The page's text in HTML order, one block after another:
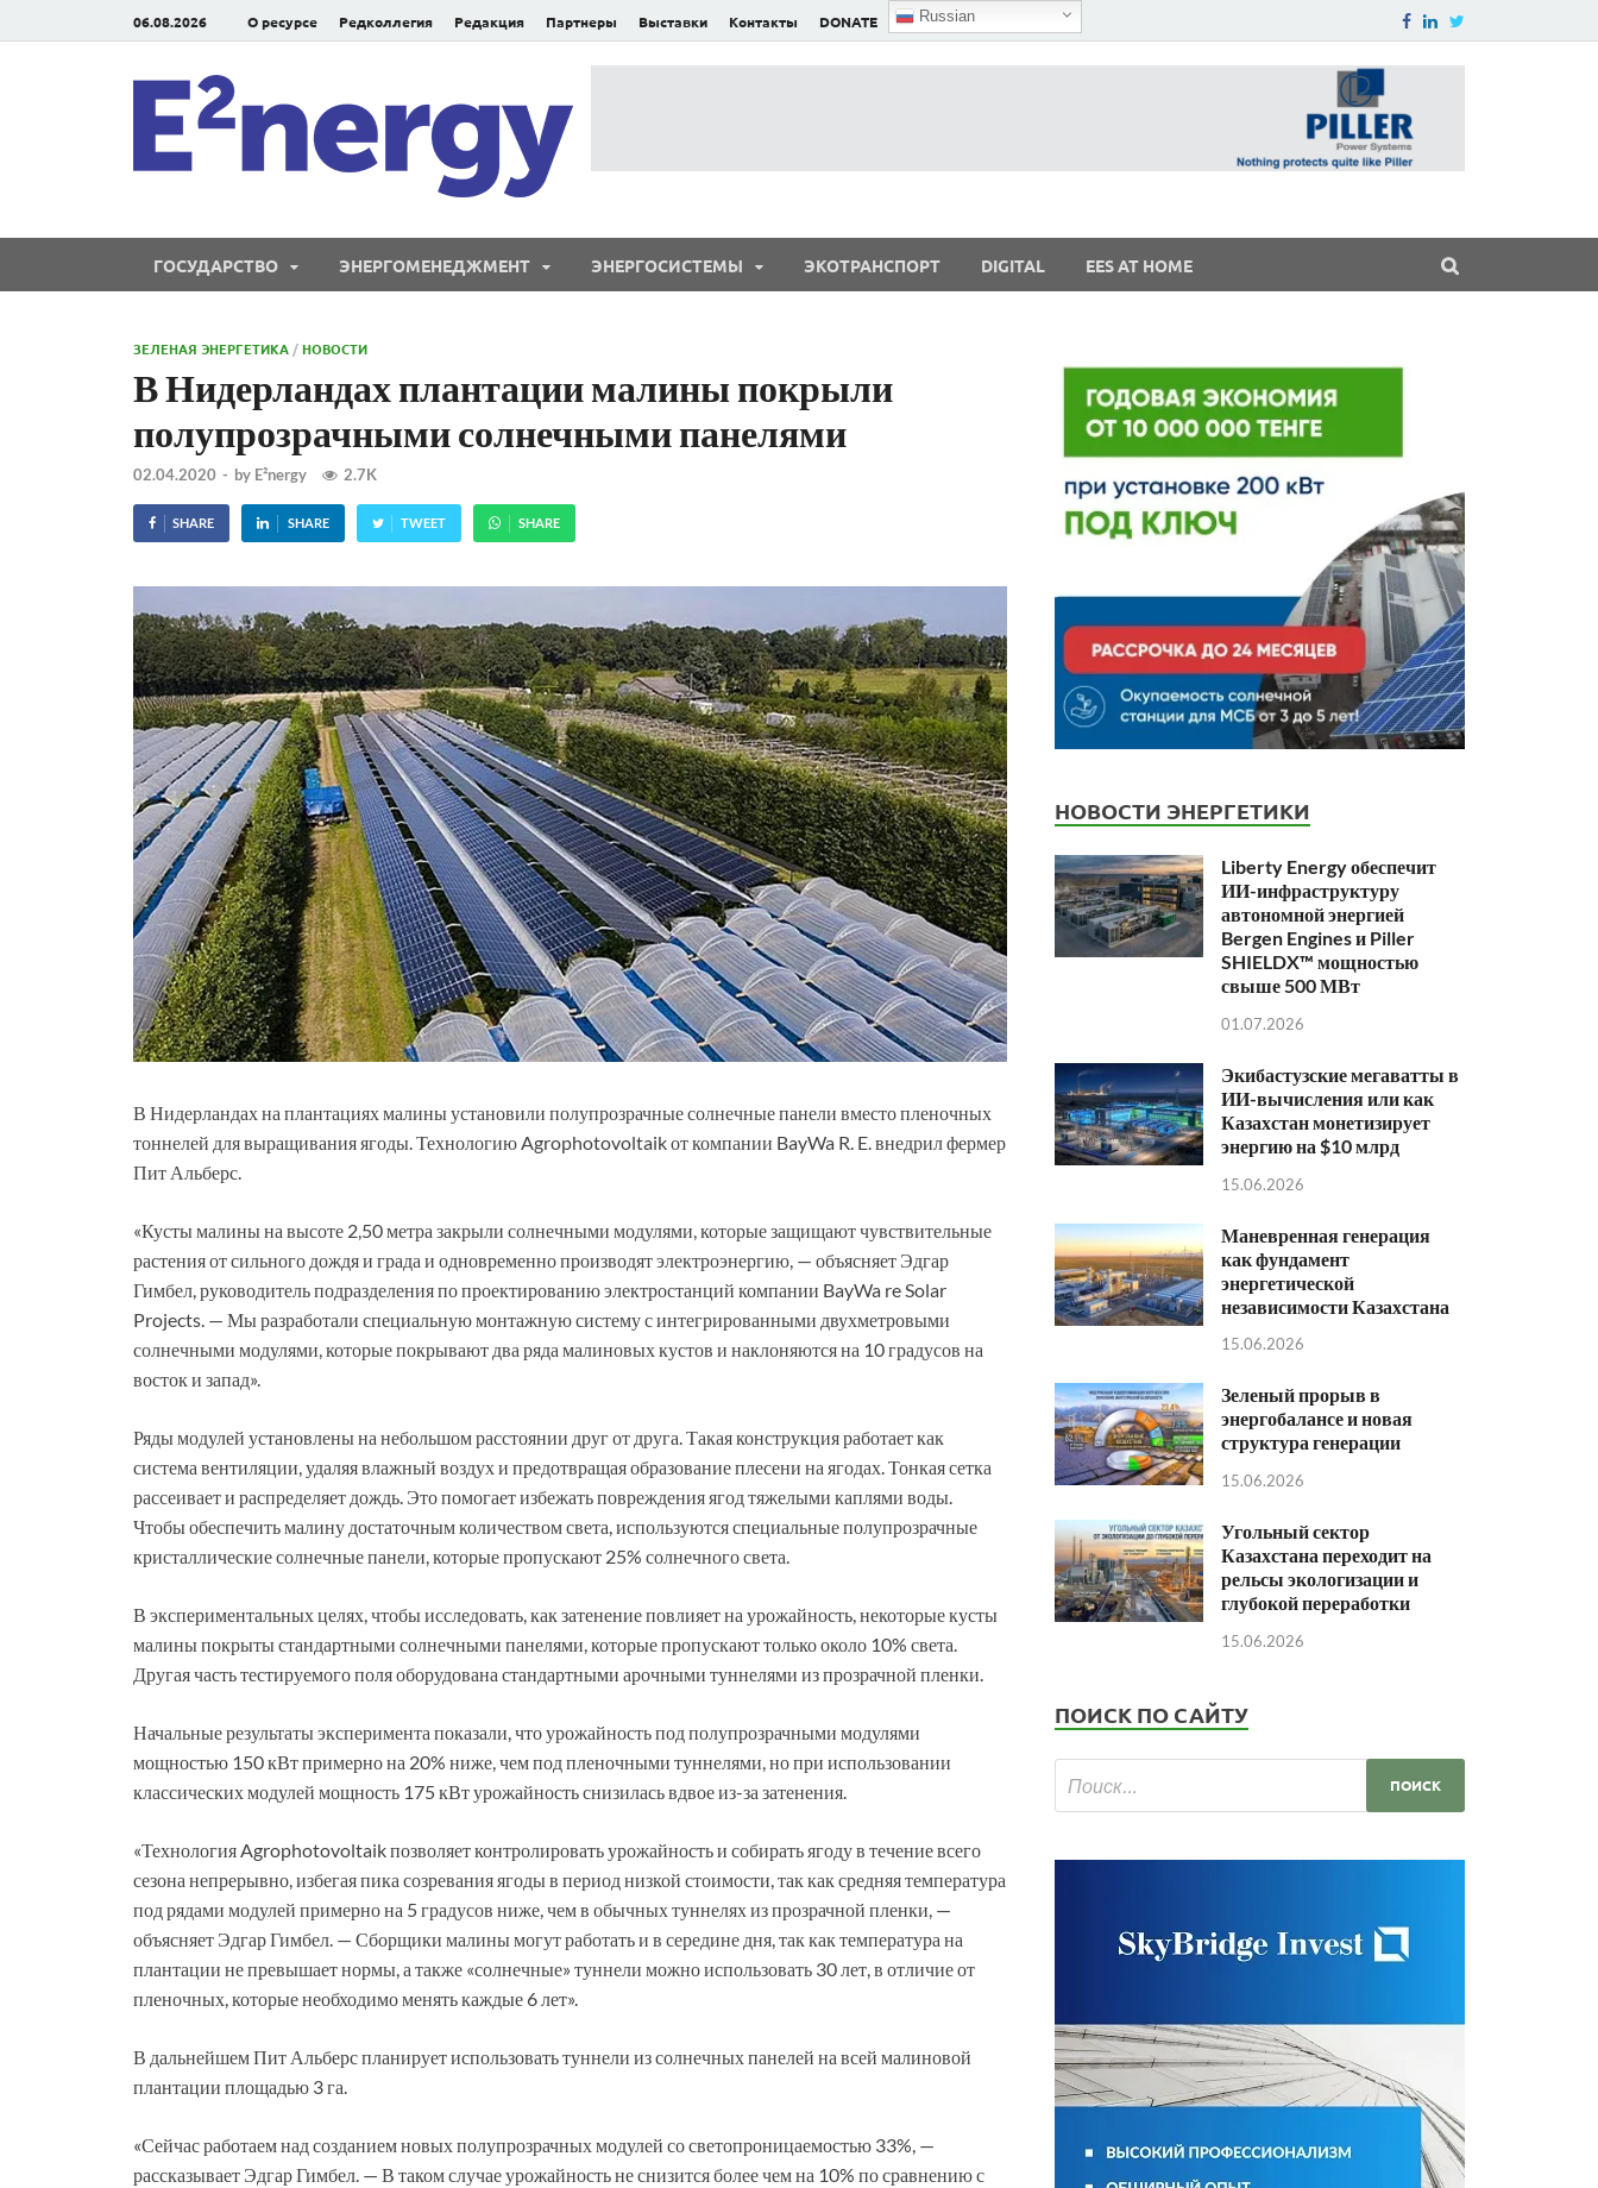
06.08.2026 О ресурсе Редколлегия Редакция Партнеры Выставки Контакты DONATE Russian
ГОСУДАРСТВО ЭНЕРГОМЕНЕДЖМЕНТ ЭНЕРГОСИСТЕМЫ ЭКОТРАНСПОРТ DIGITAL EES AT HOME
ЗЕЛЕНАЯ ЭНЕРГЕТИКА /НОВОСТИ
В Нидерландах плантации малины покрыли
полупрозрачными солнечными панелями
02.04.2020 - by E²nergy 2.7K
SHARE SHARE TWEET SHARE
В Нидерландах на плантациях малины установили полупрозрачные солнечные панели вместо пленочных
тоннелей для выращивания ягоды. Технологию Agrophotovoltaik от компании BayWa R. E. внедрил фермер
Пит Альберс.
«Кусты малины на высоте 2,50 метра закрыли солнечными модулями, которые защищают чувствительные
растения от сильного дождя и града и одновременно производят электроэнергию, — объясняет Эдгар
Гимбел, руководитель подразделения по проектированию электростанций компании BayWa re Solar
Projects. — Мы разработали специальную монтажную систему с интегрированными двухметровыми
солнечными модулями, которые покрывают два ряда малиновых кустов и наклоняются на 10 градусов на
восток и запад».
Ряды модулей установлены на небольшом расстоянии друг от друга. Такая конструкция работает как
система вентиляции, удаляя влажный воздух и предотвращая образование плесени на ягодах. Тонкая сетка
рассеивает и распределяет дождь. Это помогает избежать повреждения ягод тяжелыми каплями воды.
Чтобы обеспечить малину достаточным количеством света, используются специальные полупрозрачные
кристаллические солнечные панели, которые пропускают 25% солнечного света.
В экспериментальных целях, чтобы исследовать, как затенение повлияет на урожайность, некоторые кусты
малины покрыты стандартными солнечными панелями, которые пропускают только около 10% света.
Другая часть тестируемого поля оборудована стандартными арочными туннелями из прозрачной пленки.
Начальные результаты эксперимента показали, что урожайность под полупрозрачными модулями
мощностью 150 кВт примерно на 20% ниже, чем под пленочными туннелями, но при использовании
классических модулей мощность 175 кВт урожайность снизилась вдвое из-за затенения.
«Технология Agrophotovoltaik позволяет контролировать урожайность и собирать ягоду в течение всего
сезона непрерывно, избегая пика созревания ягоды в период низкой стоимости, так как средняя температура
под рядами модулей примерно на 5 градусов ниже, чем в обычных туннелях из прозрачной пленки, —
объясняет Эдгар Гимбел. — Сборщики малины могут работать и в середине дня, так как температура на
плантации не превышает нормы, а также «солнечные» туннели можно использовать 30 лет, в отличие от
пленочных, которые необходимо менять каждые 6 лет».
В дальнейшем Пит Альберс планирует использовать туннели из солнечных панелей на всей малиновой
плантации площадью 3 га.
«Сейчас работаем над созданием новых полупрозрачных модулей со светопроницаемостью 33%, —
рассказывает Эдгар Гимбел. — В таком случае урожайность не снизится более чем на 10% по сравнению с
НОВОСТИ ЭНЕРГЕТИКИ
Liberty Energy обеспечит
ИИ-инфраструктуру
автономной энергией
Bergen Engines и Piller
SHIELDX™ мощностью
свыше 500 МВт
01.07.2026
Экибастузские мегаватты в
ИИ-вычисления или как
Казахстан монетизирует
энергию на $10 млрд
15.06.2026
Маневренная генерация
как фундамент
энергетической
независимости Казахстана
15.06.2026
Зеленый прорыв в
энергобалансе и новая
структура генерации
15.06.2026
Угольный сектор
Казахстана переходит на
рельсы экологизации и
глубокой переработки
15.06.2026
ПОИСК ПО САЙТУ